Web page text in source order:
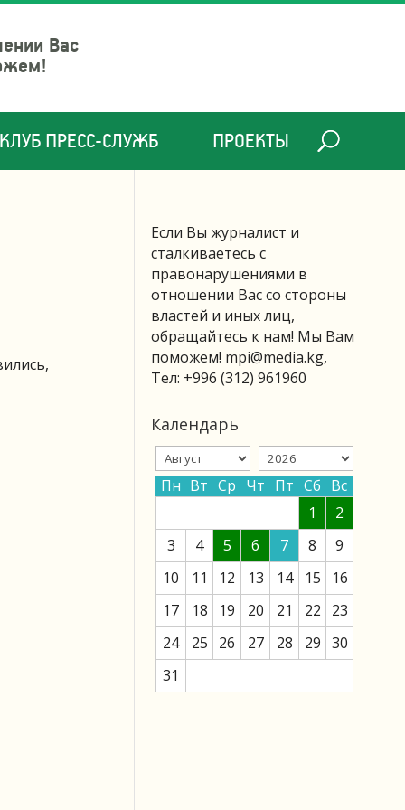
Вас
КЛУБ ПРЕСС-СЛУЖБ ПРОЕКТЫ
Если Вы журналист и
сталкиваетесь с
правонарушениями в
отношении Вас со стороны
властей и иных лиц,
обращайтесь к нам! Мы Вам
поможем! mpi@media.kg,
Тел: +996 (312) 961960
Календарь
Пн Вт Ср Чт Пт Сб Вс
1
2
3
4 5 6 7 8
9
10
11 12 13 14 15
16
17
18 19 20 21 22
23
24
25 26 27 28 29 30
31